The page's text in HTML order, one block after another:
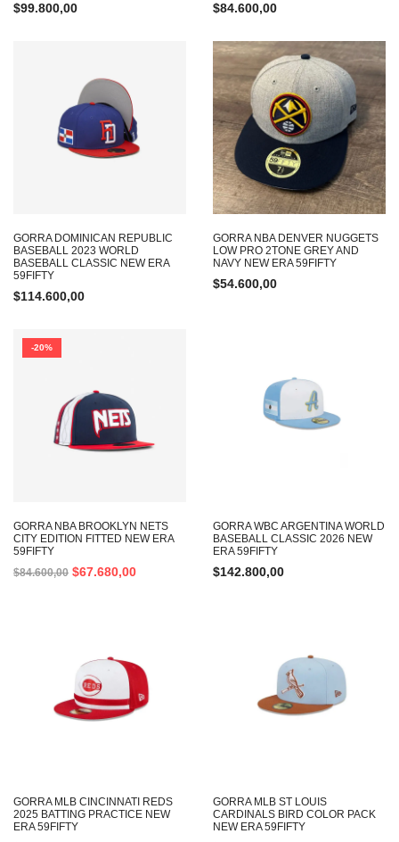
$99.800,00 $84.600,00
GORRA DOMINICAN REPUBLIC
BASEBALL 2023 WORLD
BASEBALL CLASSIC NEW ERA
59FIFTY
$114.600,00
GORRA NBA DENVER NUGGETS
LOW PRO 2TONE GREY AND
NAVY NEW ERA 59FIFTY
$54.600,00
-20%
GORRA NBA BROOKLYN NETS
CITY EDITION FITTED NEW ERA
59FIFTY
$84.600,00 $67.680,00
GORRA WBC ARGENTINA WORLD
BASEBALL CLASSIC 2026 NEW
ERA 59FIFTY
$142.800,00
GORRA MLB CINCINNATI REDS
2025 BATTING PRACTICE NEW
ERA 59FIFTY
GORRA MLB ST LOUIS
CARDINALS BIRD COLOR PACK
NEW ERA 59FIFTY